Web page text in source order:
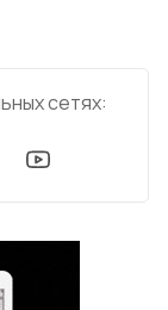
сетях: